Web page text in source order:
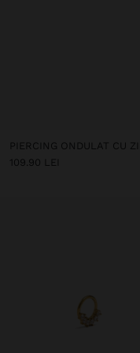
PIERCING ONDULAT CU
109.90 LEI